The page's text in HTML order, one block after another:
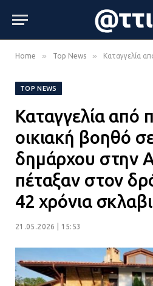
Home » Top News » Καταγγελία από πρώην οικιακή βοηθό σε
TOP NEWS
Καταγγελία από
οικιακή βοηθό
δημάρχου στην
πέταξαν στον
42 χρόνια
21.05.2026 | 15:53